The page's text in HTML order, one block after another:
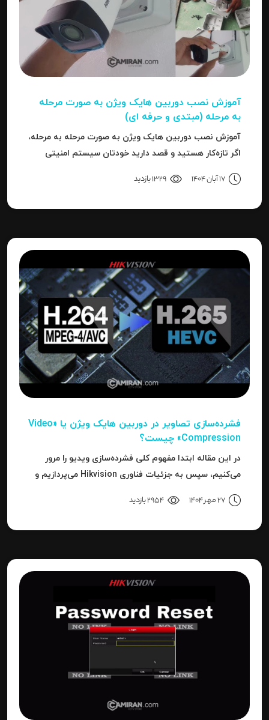
آموزش نصب دوربین هایک‌ ویژن به صورت مرحله‌
به‌ مرحله (مبتدی و حرفه ای)
آموزش نصب دوربین هایک‌ ویژن به صورت مرحله‌ به‌ مرحله،
اگر تازه‌کار هستید و قصد دارید خودتان سیستم امنیتی
دقیق‌تری را بدانید، این مقاله برای شما نوشته شده است.
17 آبان 1404 1329 بازدید
فشرده‌سازی تصاویر در دوربین‌ هایک ویژن یا «Video
Compression» چیست؟
در این مقاله ابتدا مفهوم کلی فشرده‌سازی ویدیو را مرور
می‌کنیم، سپس به جزئیات فناوری Hikvision می‌پردازیم و
نتیجه می‌رسیم.
27 مهر 1404 2954 بازدید